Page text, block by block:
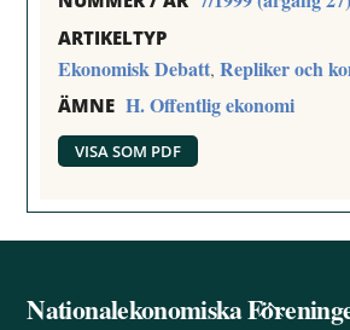
ARTIKELTYP
Ekonomisk Debatt,Repliker och
ÄMNE H. Offentlig ekonomi
VISA SOM PDF
Back
Nationalekonomiska